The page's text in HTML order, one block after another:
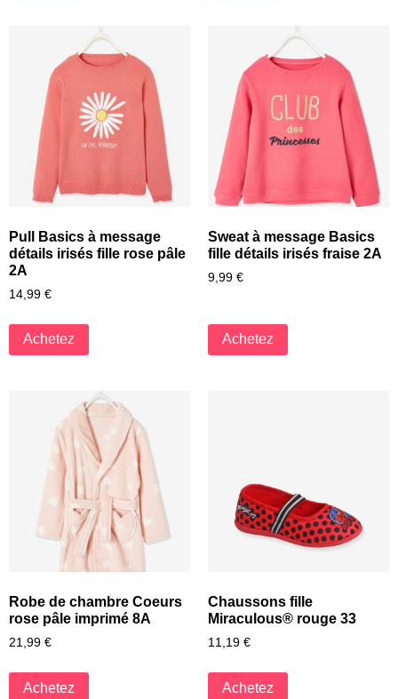
Pull Basics à message
détails irisés fille rose pâle
2A
14,99 €
Achetez
Sweat à message Basics
fille détails irisés fraise 2A
9,99 €
Achetez
Robe de chambre Coeurs
rose pâle imprimé 8A
21,99 €
Achetez
Chaussons fille
Miraculous® rouge 33
11,19 €
Achetez